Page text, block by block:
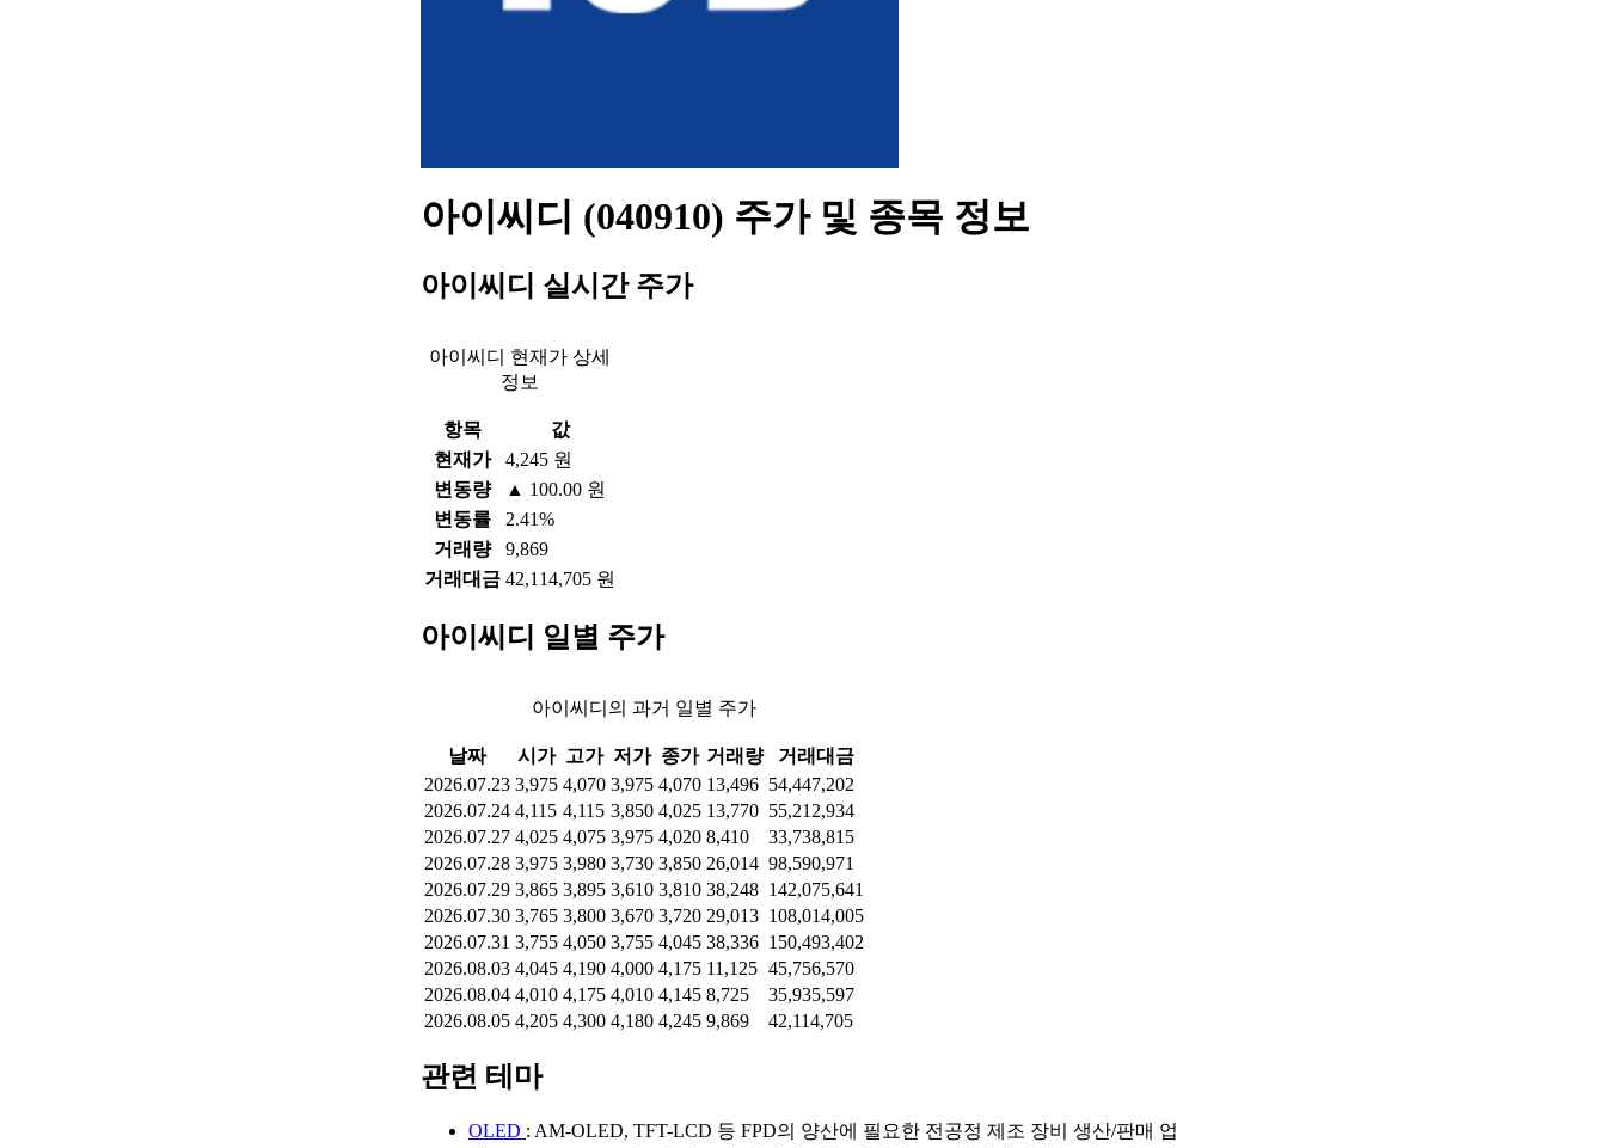
아이씨디 (040910) 주가 및 종목 정보
아이씨디 실시간 주가
아이씨디 현재가 상세
정보
항목
값
현재가
4,245 원
변동량
▲ 100.00 원
변동률
2.41%
거래량
9,869
거래대금 42,114,705 원
아이씨디 일별 주가
아이씨디의 과거 일별 주가
날짜 시가 고가 저가 종가 거래량
거래대금
2026.07.23 3,975 4,070 3,975 4,070 13,496 54,447,202
2026.07.24 4,115 4,115 3,850 4,025 13,770 55,212,934
2026.07.27 4,025 4,075 3,975 4,020 8,410
33,738,815
2026.07.28 3,975 3,980 3,730 3,850 26,014 98,590,971
2026.07.29 3,865 3,895 3,610 3,810 38,248 142,075,641
2026.07.30 3,765 3,800 3,670 3,720 29,013 108,014,005
2026.07.31 3,755 4,050 3,755 4,045 38,336 150,493,402
2026.08.03 4,045 4,190 4,000 4,175 11,125 45,756,570
2026.08.04 4,010 4,175 4,010 4,145 8,725
35,935,597
2026.08.05 4,205 4,300 4,180 4,245 9,869 42,114,705
관련 테마
OLED : AM-OLED, TFT-LCD 등 FPD의 양산에 필요한 전공정 제조 장비 생산/판매 업